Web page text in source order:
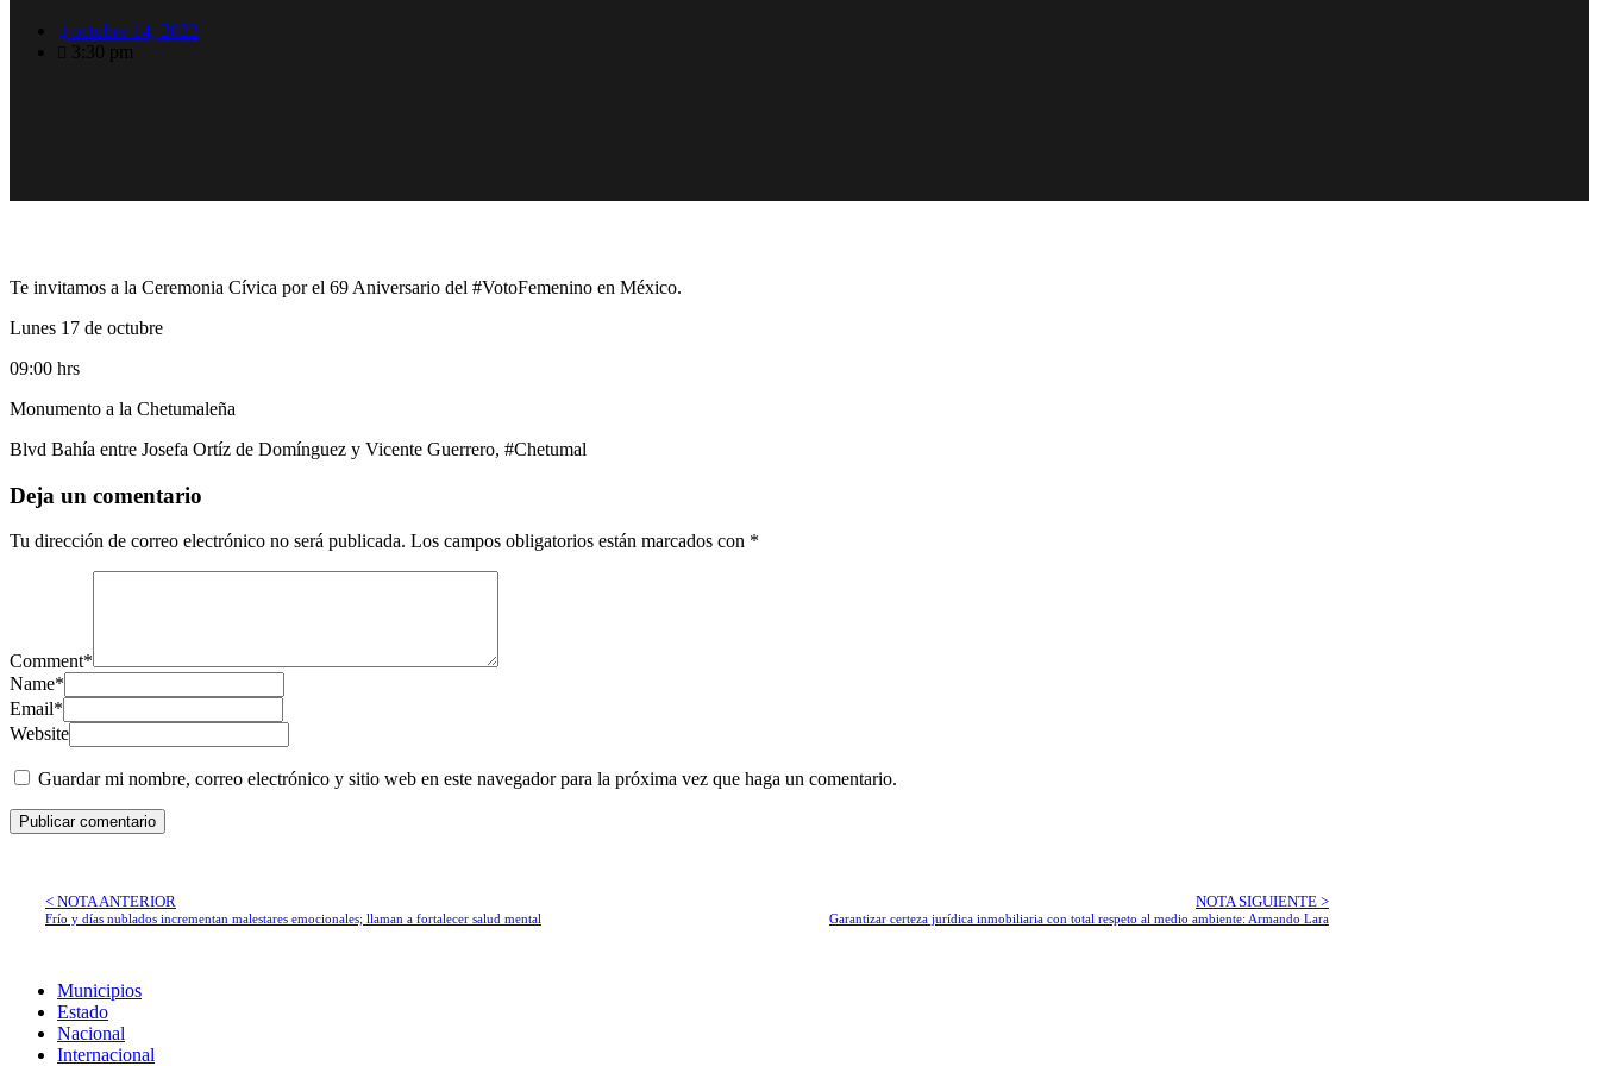
octubre 14, 2022
3:30 pm
Te invitamos a la Ceremonia Cívica por el 69 Aniversario del #VotoFemenino en México.
Lunes 17 de octubre
09:00 hrs
Monumento a la Chetumaleña
Blvd Bahía entre Josefa Ortíz de Domínguez y Vicente Guerrero, #Chetumal
Deja un comentario
Tu dirección de correo electrónico no será publicada. Los campos obligatorios están marcados con *
Comment*
Name*
Email*
Website
Guardar mi nombre, correo electrónico y sitio web en este navegador para la próxima vez que haga un comentario.
< NOTA ANTERIOR
Frío y días nublados incrementan malestares emocionales; llaman a fortalecer salud mental
NOTA SIGUIENTE >
Garantizar certeza jurídica inmobiliaria con total respeto al medio ambiente: Armando Lara
Municipios
Estado
Nacional
Internacional